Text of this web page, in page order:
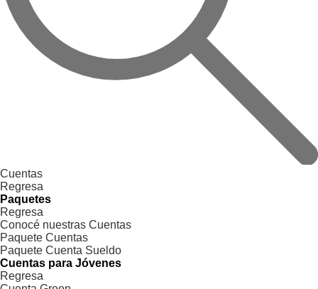
Cuentas
Regresa
Paquetes
Regresa
Conocé nuestras Cuentas
Paquete Cuentas
Paquete Cuenta Sueldo
Cuentas para Jóvenes
Regresa